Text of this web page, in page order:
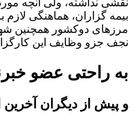
نقشی نداشته، ولی آنچه
بیمه گزاران، هماهنگی لازم
مرزهای دوکشور همچنین
نجف جزو وظایف این
به راحتی عضو
و پیش از دیگران آخرین